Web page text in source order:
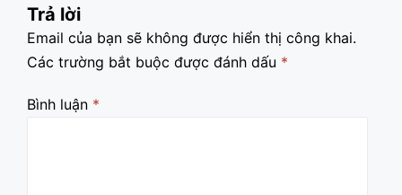
Trả lời
Email của bạn sẽ không được hiển thị công khai.
Các trường bắt buộc được đánh dấu *
Bình luận *